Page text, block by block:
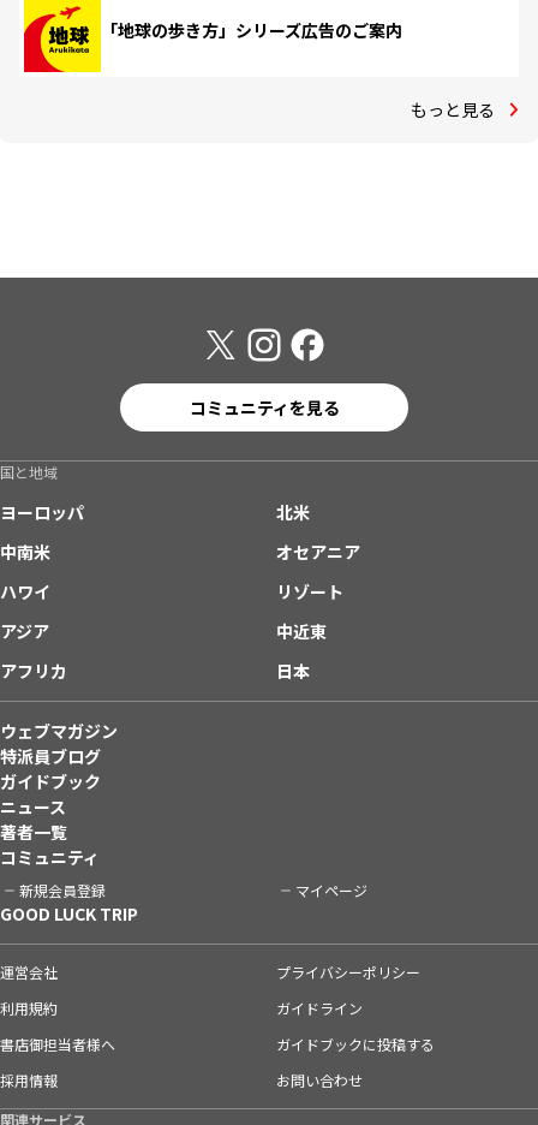
「地球の歩き方」シリーズ広告のご案内
もっと見る
コミュニティを見る
国と地域
ヨーロッパ
北米
中南米
オセアニア
ハワイ
リゾート
アジア
中近東
アフリカ
日本
ウェブマガジン
特派員ブログ
ガイドブック
ニュース
著者一覧
コミュニティ
新規会員登録 マイページ
GOOD LUCK TRIP
運営会社
プライバシーポリシー
利用規約
ガイドライン
書店御担当者様へ
ガイドブックに投稿する
採用情報
お問い合わせ
関連サービス